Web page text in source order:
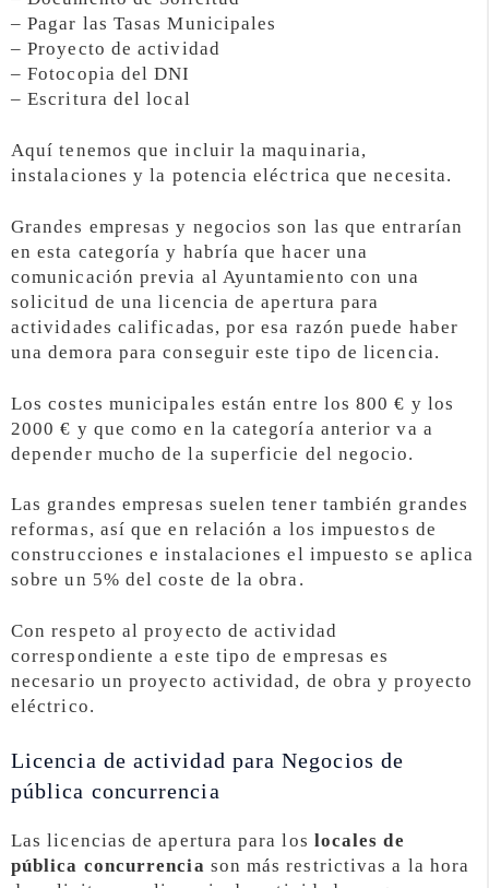
– Pagar las Tasas Municipales
– Proyecto de actividad
– Fotocopia del DNI
– Escritura del local
Aquí tenemos que incluir la maquinaria,
instalaciones y la potencia eléctrica que necesita.
Grandes empresas y negocios son las que entrarían
en esta categoría y habría que hacer una
comunicación previa al Ayuntamiento con una
solicitud de una licencia de apertura para
actividades calificadas, por esa razón puede haber
una demora para conseguir este tipo de licencia.
Los costes municipales están entre los 800 € y los
2000 € y que como en la categoría anterior va a
depender mucho de la superficie del negocio.
Las grandes empresas suelen tener también grandes
reformas, así que en relación a los impuestos de
construcciones e instalaciones el impuesto se aplica
sobre un 5% del coste de la obra.
Con respeto al proyecto de actividad
correspondiente a este tipo de empresas es
necesario un proyecto actividad, de obra y proyecto
eléctrico.
Licencia de actividad para Negocios de
pública concurrencia
Las licencias de apertura para los locales de
pública concurrencia son más restrictivas a la hora